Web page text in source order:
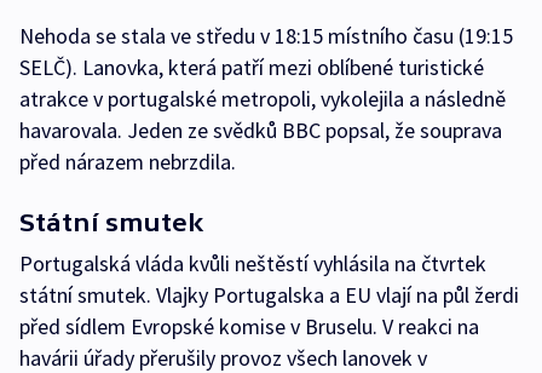
Nehoda se stala ve středu v 18:15 místního času (19:15
SELČ). Lanovka, která patří mezi oblíbené turistické
atrakce v portugalské metropoli, vykolejila a následně
havarovala. Jeden ze svědků BBC popsal, že souprava
před nárazem nebrzdila.
Státní smutek
Portugalská vláda kvůli neštěstí vyhlásila na čtvrtek
státní smutek. Vlajky Portugalska a EU vlají na půl žerdi
před sídlem Evropské komise v Bruselu. V reakci na
havárii úřady přerušily provoz všech lanovek v